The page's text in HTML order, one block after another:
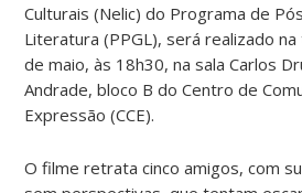
Culturais (Nelic) do Programa de
Literatura (PPGL), será realizado
de maio, às 18h30, na sala Carlos
Andrade, bloco B do Centro de
Expressão (CCE).
O filme retrata cinco amigos, com